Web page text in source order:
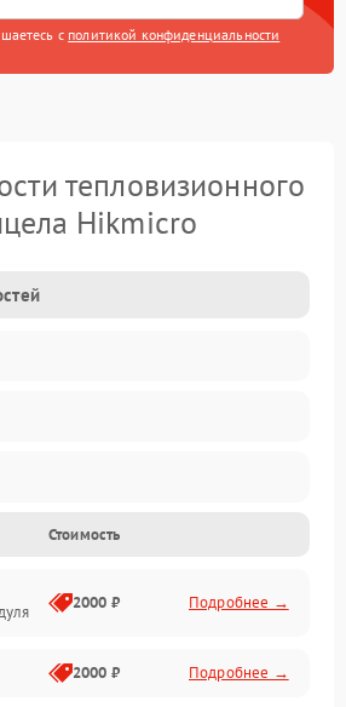
с политикой конфиденциальности
тепловизионного
Hikmicro
Стоимость
2000 ₽ Подробнее →
2000 ₽ Подробнее →